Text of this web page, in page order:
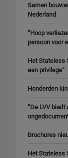
Samen
Nederland
“Hoop
persoon voor
Het Stateless
een privilege”
Honderden
“De LVV
Brochures
Het Stateless